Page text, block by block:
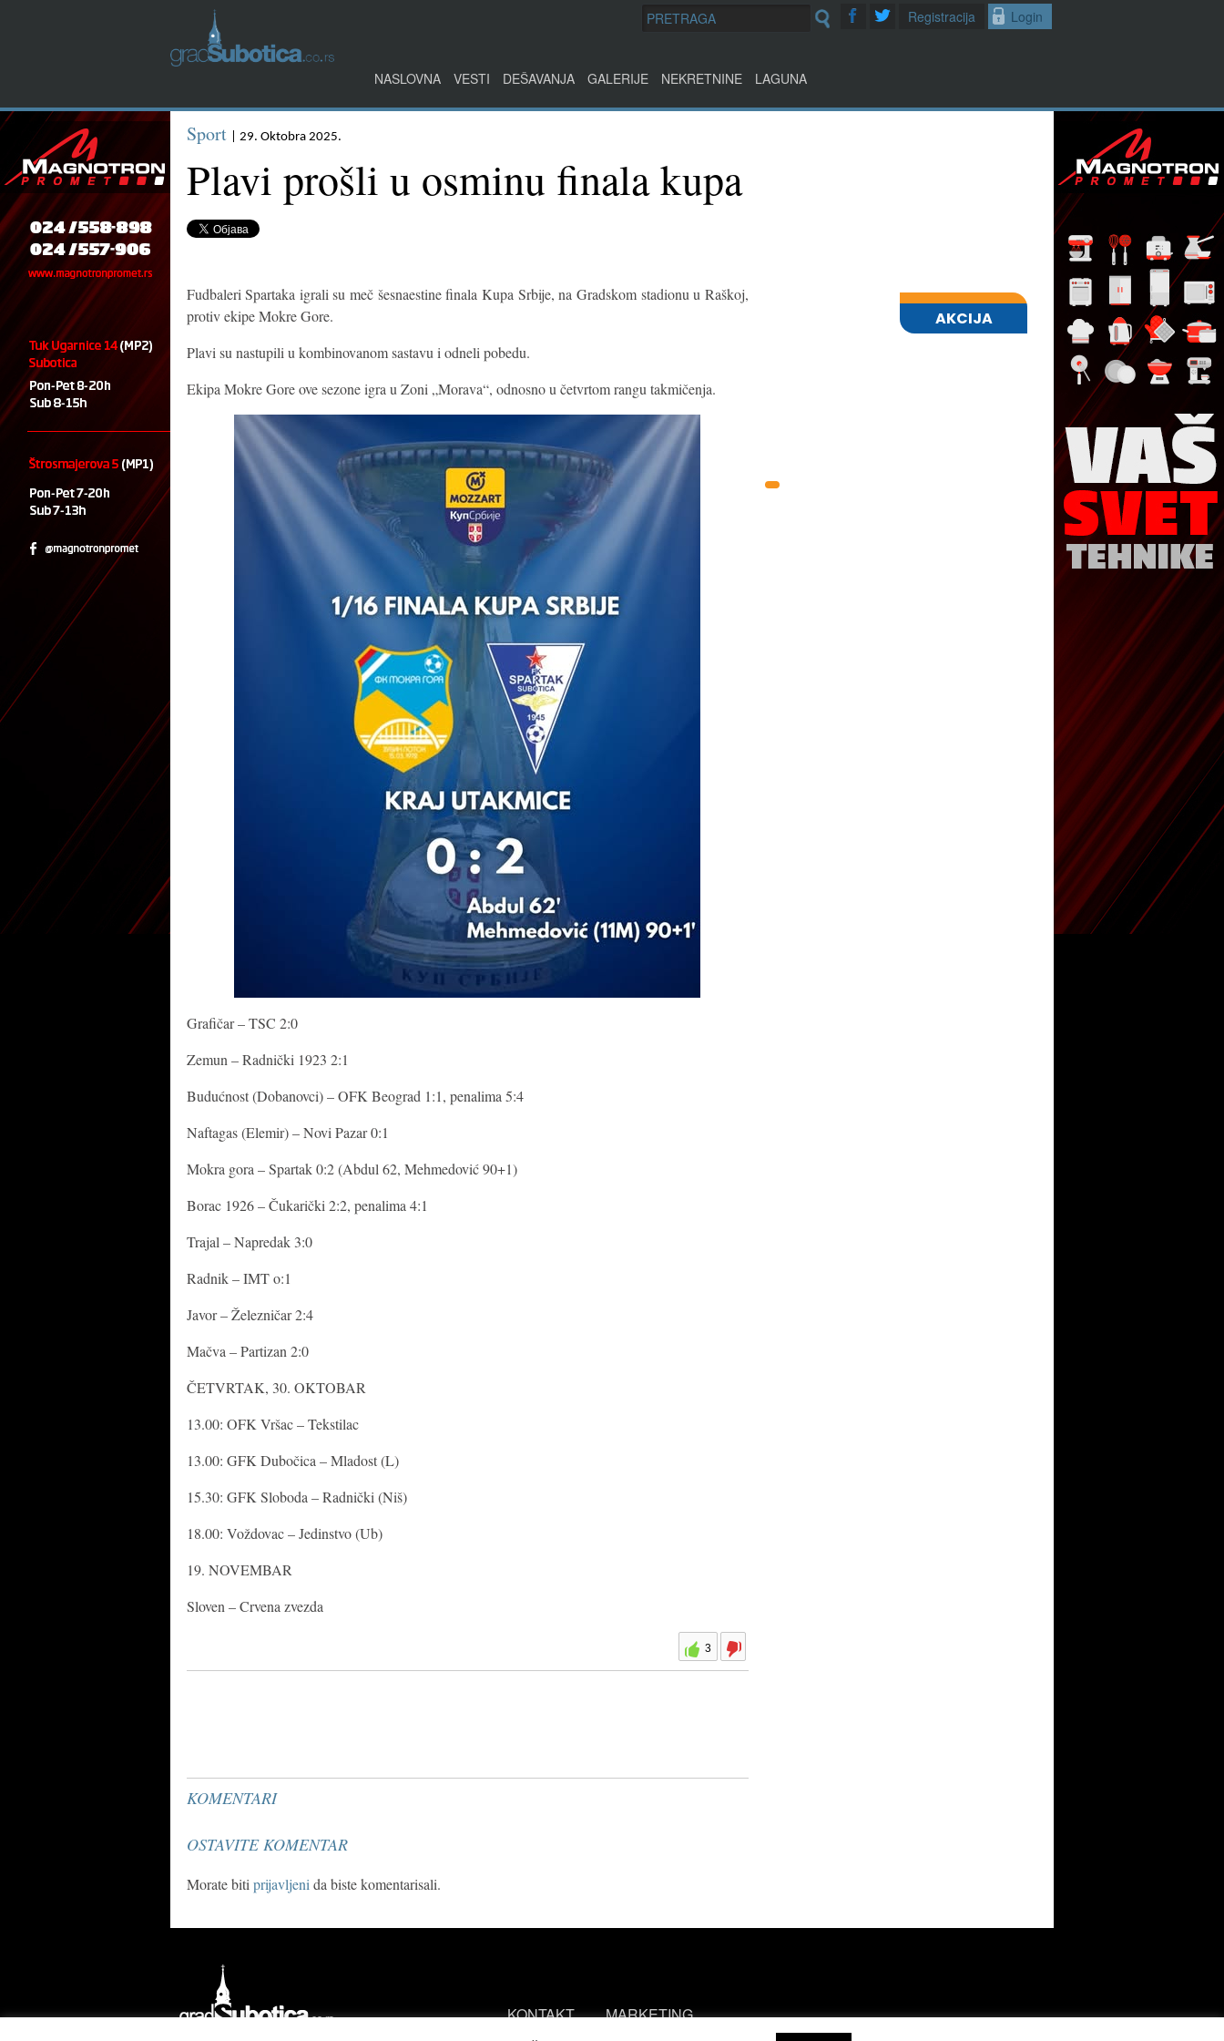
Login
Registracija
NASLOVNA VESTI DEŠAVANJA GALERIJE NEKRETNINE LAGUNA
Sport | 29. Oktobra 2025.
Plavi prošli u osminu finala kupa
Fudbaleri Spartaka igrali su meč šesnaestine finala Kupa Srbije, na Gradskom stadionu u Raškoj,
protiv ekipe Mokre Gore.
Plavi su nastupili u kombinovanom sastavu i odneli pobedu.
Ekipa Mokre Gore ove sezone igra u Zoni „Morava“, odnosno u četvrtom rangu takmičenja.
Grafičar – TSC 2:0
Zemun – Radnički 1923 2:1
Budućnost (Dobanovci) – OFK Beograd 1:1, penalima 5:4
Naftagas (Elemir) – Novi Pazar 0:1
Mokra gora – Spartak 0:2 (Abdul 62, Mehmedović 90+1)
Borac 1926 – Čukarički 2:2, penalima 4:1
Trajal – Napredak 3:0
Radnik – IMT o:1
Javor – Železničar 2:4
Mačva – Partizan 2:0
ČETVRTAK, 30. OKTOBAR
13.00: OFK Vršac – Tekstilac
13.00: GFK Dubočica – Mladost (L)
15.30: GFK Sloboda – Radnički (Niš)
18.00: Voždovac – Jedinstvo (Ub)
19. NOVEMBAR
Sloven – Crvena zvezda
3
KOMENTARI
OSTAVITE KOMENTAR
Morate biti prijavljeni da biste komentarisali.
KONTAKT MARKETING